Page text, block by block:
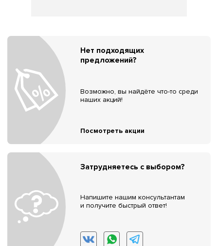
Нет подходящих
предложений?
Возможно, вы найдёте что-то среди
наших акций!
Посмотреть акции
Затрудняетесь с выбором?
Напишите нашим консультантам
и получите быстрый ответ!